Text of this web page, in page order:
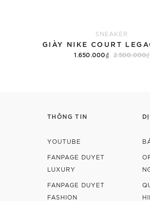
SNEAKER
1.650.000₫ 2.500.000₫
THÔNG TIN
YOUTUBE
FANPAGE DUYET
LUXURY
FANPAGE DUYET
FASHION